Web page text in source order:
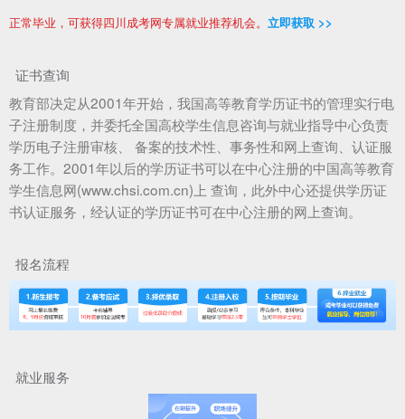
正常毕业，可获得四川成考网专属就业推荐机会。 立即获取 >>
证书查询
教育部决定从2001年开始，我国高等教育学历证书的管理实行电
子注册制度，并委托全国高校学生信息咨询与就业指导中心负责
学历电子注册审核、 备案的技术性、事务性和网上查询、认证服
务工作。2001年以后的学历证书可以在中心注册的中国高等教育
学生信息网(www.chsi.com.cn)上 查询，此外中心还提供学历证
书认证服务，经认证的学历证书可在中心注册的网上查询。
报名流程
就业服务